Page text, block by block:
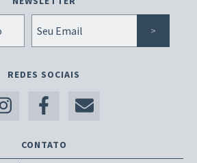
REDES SOCIAIS
CONTATO